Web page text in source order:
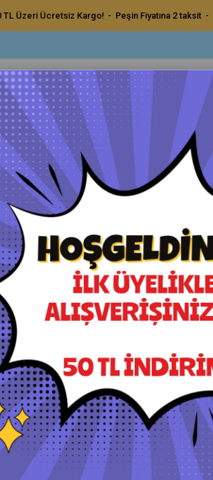
TL Üzeri Ücretsiz Kargo! - Peşin Fiyatına 2 taksit -
Ürünleri Dış Bakım Ürünleri Uygulama
- Spritz - 5 Lt
›
Auto Finesse İç
Orijinal Ürün - Yetkili Satıcı -
₺2.000,00
Daha Fazla İç Detay